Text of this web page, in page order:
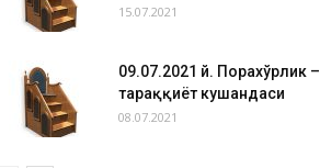
15.07.2021
09.07.2021 й. Порахўрлик –
тараққиёт кушандаси
08.07.2021